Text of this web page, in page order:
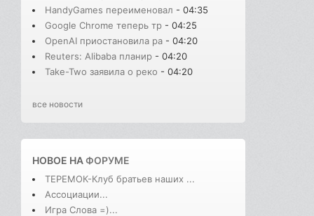
HandyGames переименовал - 04:35
Google Chrome теперь тр - 04:25
OpenAI приостановила ра - 04:20
Reuters: Alibaba планир - 04:20
Take-Two заявила о реко - 04:20
все новости
НОВОЕ НАФОРУМЕ
ТЕРЕМОК-Клуб братьев наших ...
Ассоциации...
Игра Слова =)...